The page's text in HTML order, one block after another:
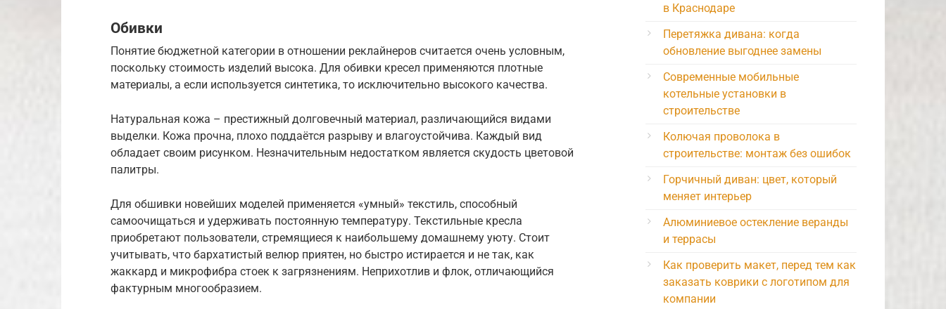
Обивки
Понятие бюджетной категории в отношении реклайнеров считается очень условным,
поскольку стоимость изделий высока. Для обивки кресел применяются плотные
материалы, а если используется синтетика, то исключительно высокого качества.
Натуральная кожа – престижный долговечный материал, различающийся видами
выделки. Кожа прочна, плохо поддаётся разрыву и влагоустойчива. Каждый вид
обладает своим рисунком. Незначительным недостатком является скудость цветовой
палитры.
Для обшивки новейших моделей применяется «умный» текстиль, способный
самоочищаться и удерживать постоянную температуру. Текстильные кресла
приобретают пользователи, стремящиеся к наибольшему домашнему уюту. Стоит
учитывать, что бархатистый велюр приятен, но быстро истирается и не так, как
жаккард и микрофибра стоек к загрязнениям. Неприхотлив и флок, отличающийся
фактурным многообразием.
в Краснодаре
Перетяжка дивана: когда
обновление выгоднее замены
Современные мобильные
котельные установки в
строительстве
Колючая проволока в
строительстве: монтаж без ошибок
Горчичный диван: цвет, который
меняет интерьер
Алюминиевое остекление веранды
и террасы
Как проверить макет, перед тем как
заказать коврики с логотипом для
компании